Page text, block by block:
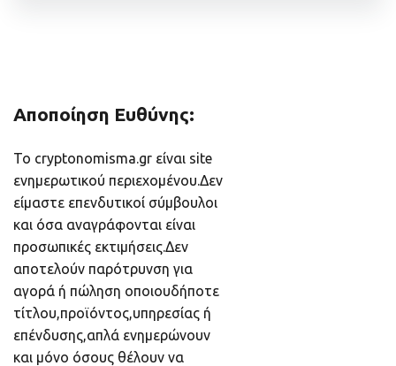
Αποποίηση Ευθύνης:
Το cryptonomisma.gr είναι site
ενημερωτικού περιεχομένου.Δεν
είμαστε επενδυτικοί σύμβουλοι
και όσα αναγράφονται είναι
προσωπικές εκτιμήσεις.Δεν
αποτελούν παρότρυνση για
αγορά ή πώληση οποιουδήποτε
τίτλου,προϊόντος,υπηρεσίας ή
επένδυσης,απλά ενημερώνουν
και μόνο όσους θέλουν να